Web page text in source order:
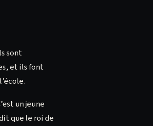
sont
et ils font
un jeune
que le roi de